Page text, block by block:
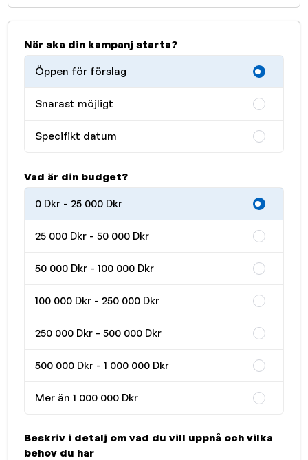
När ska din kampanj starta?
Öppen för förslag
Snarast möjligt
Specifikt datum
Vad är din budget?
0 Dkr - 25 000 Dkr
25 000 Dkr - 50 000 Dkr
50 000 Dkr - 100 000 Dkr
100 000 Dkr - 250 000 Dkr
250 000 Dkr - 500 000 Dkr
500 000 Dkr - 1 000 000 Dkr
Mer än 1 000 000 Dkr
Beskriv i detalj om vad du vill uppnå och vilka
behov du har